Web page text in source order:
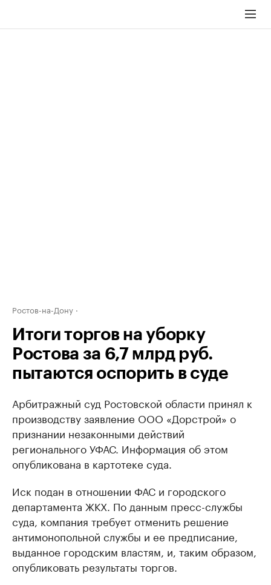
Ростов-на-Дону
Итоги торгов на уборку
Ростова за 6,7 млрд руб.
пытаются оспорить в суде
Арбитражный суд Ростовской области принял к
производству заявление ООО «Дорстрой» о
признании незаконными действий
регионального УФАС. Информация об этом
опубликована в картотеке суда.
Иск подан в отношении ФАС и городского
департамента ЖКХ. По данным пресс-службы
суда, компания требует отменить решение
антимонопольной службы и ее предписание,
выданное городским властям, и, таким образом,
опубликовать результаты торгов.